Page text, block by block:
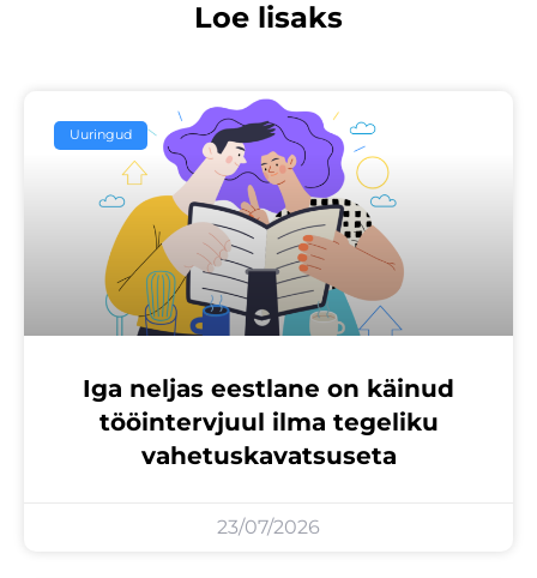
Loe lisaks
Uuringud
Iga neljas eestlane on käinud
tööintervjuul ilma tegeliku
vahetuskavatsuseta
23/07/2026